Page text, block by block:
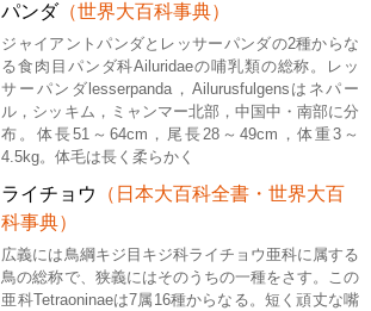
パンダ（世界大百科事典）
ジャイアントパンダとレッサーパンダの2種からな
る食肉目パンダ科Ailuridaeの哺乳類の総称。レッ
サーパンダlesserpanda，Ailurusfulgensはネパー
ル，シッキム，ミャンマー北部，中国中・南部に分
布。体長51～64cm，尾長28～49cm，体重3～
4.5kg。体毛は長く柔らかく
ライチョウ
（日本大百科全書・世界大百
科事典）
広義には鳥綱キジ目キジ科ライチョウ亜科に属する
鳥の総称で、狭義にはそのうちの一種をさす。この
亜科Tetraoninaeは7属16種からなる。短く頑丈な嘴